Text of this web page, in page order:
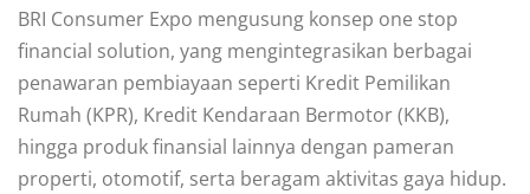
BRI Consumer Expo mengusung konsep one stop
financial solution, yang mengintegrasikan berbagai
penawaran pembiayaan seperti Kredit Pemilikan
Rumah (KPR), Kredit Kendaraan Bermotor (KKB),
hingga produk finansial lainnya dengan pameran
properti, otomotif, serta beragam aktivitas gaya hidup.